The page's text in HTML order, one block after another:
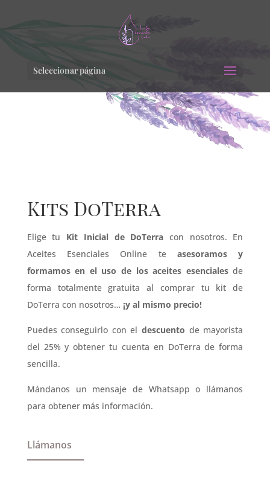
Seleccionar página
Kits DoTerra
Elige tu Kit Inicial de DoTerra con nosotros. En
Aceites Esenciales Online te asesoramos y
formamos en el uso de los aceites esencialesde
forma totalmente gratuita al comprar tu kit de
DoTerra con nosotros… ¡y al mismo precio!
Puedes conseguirlo con eldescuento de mayorista
del 25% y obtener tu cuenta en DoTerra de forma
sencilla.
Mándanos un mensaje de Whatsapp o llámanos
para obtener más información.
Llámanos